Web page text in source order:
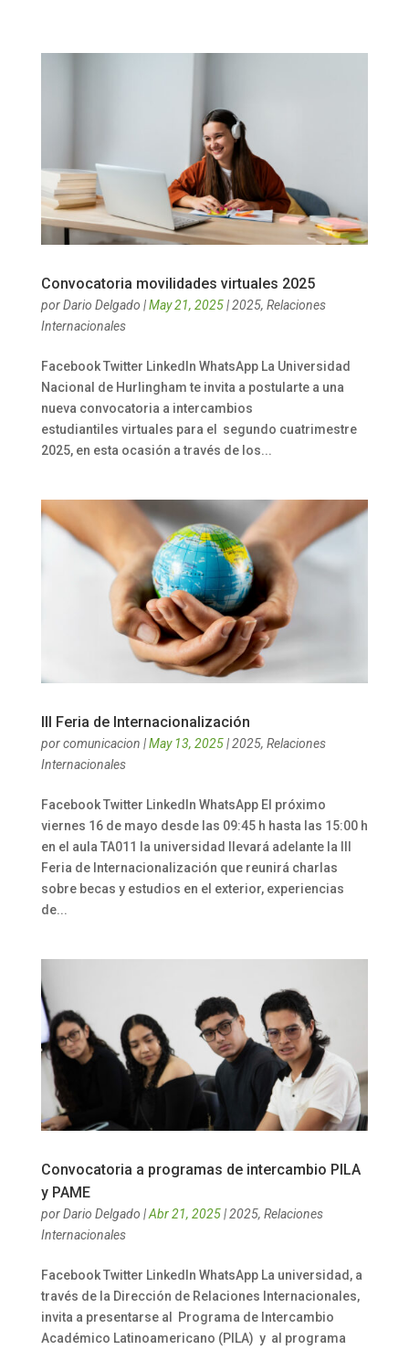
Convocatoria movilidades virtuales 2025
porDario Delgado |May 21, 2025|2025, Relaciones
Internacionales
Facebook Twitter LinkedIn WhatsApp La Universidad
Nacional de Hurlingham te invita a postularte a una
nueva convocatoria a intercambios
estudiantiles virtuales para el segundo cuatrimestre
2025, en esta ocasión a través de los...
III Feria de Internacionalización
porcomunicacion |May 13, 2025|2025, Relaciones
Internacionales
Facebook Twitter LinkedIn WhatsApp El próximo
viernes 16 de mayo desde las 09:45 h hasta las 15:00 h
en el aula TA011 la universidad llevará adelante la III
Feria de Internacionalización que reunirá charlas
sobre becas y estudios en el exterior, experiencias
de...
Convocatoria a programas de intercambio PILA
y PAME
porDario Delgado |Abr 21, 2025|2025, Relaciones
Internacionales
Facebook Twitter LinkedIn WhatsApp La universidad, a
través de la Dirección de Relaciones Internacionales,
invita a presentarse al Programa de Intercambio
Académico Latinoamericano (PILA) y al programa